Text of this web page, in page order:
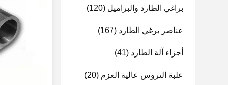
براغي الطارد والبراميل (120)
عناصر برغي الطارد (167)
أجزاء آلة الطارد (41)
علبة التروس عالية العزم (20)